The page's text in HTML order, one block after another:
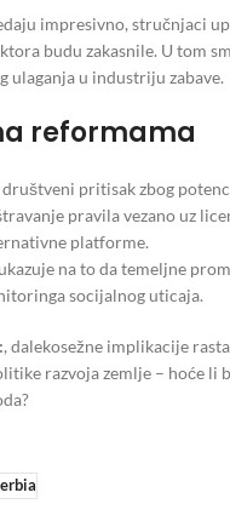
impresivno, stručnjaci
budu zakasnile. U tom
ulaganja u industriju zabave.
reformama
pritisak zbog
pravila vezano uz
platforme.
na to da temeljne
socijalnog uticaja.
, dalekosežne implikacije
razvoja zemlje – hoće